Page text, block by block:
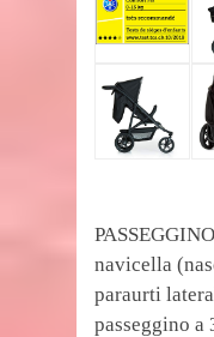
navicella
paraurti
passeggino a